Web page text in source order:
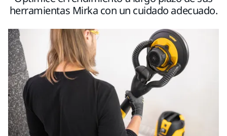
herramientas Mirka con un cuidado adecuado.